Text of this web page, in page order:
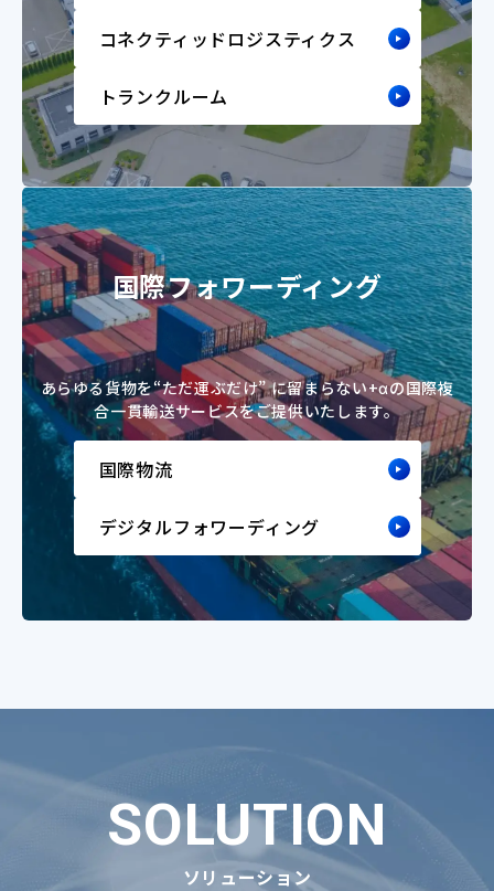
コネクティッドロジスティクス
トランクルーム
国際フォワーディング
あらゆる貨物を“ただ運ぶだけ” に留まらない+αの国際複
合一貫輸送サービスをご提供いたします。
国際物流
デジタルフォワーディング
SOLUTION
ソリューション